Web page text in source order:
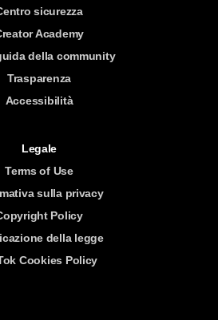
sicurezza
Academy
della community
Trasparenza
Accessibilità
Legale
Terms of Use
sulla privacy
Policy
della legge
Cookies Policy